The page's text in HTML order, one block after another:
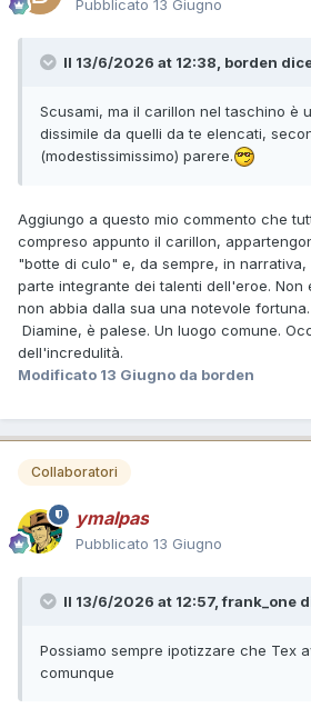
Pubblicato 13 Giugno
Il 13/6/2026 at 12:38, borden
Scusami, ma il carillon nel taschino è
dissimile da quelli da te elencati,
(modestissimissimo) parere.
Aggiungo a questo mio commento che
compreso appunto il carillon,
"botte di culo" e, da sempre, in
parte integrante dei talenti dell'eroe. Non
non abbia dalla sua una notevole
Diamine, è palese. Un luogo comune.
dell'incredulità.
Modificato 13 Giugno da borden
Collaboratori
ymalpas
Pubblicato 13 Giugno
Il 13/6/2026 at 12:57,frank_one
Possiamo sempre ipotizzare che Tex
comunque